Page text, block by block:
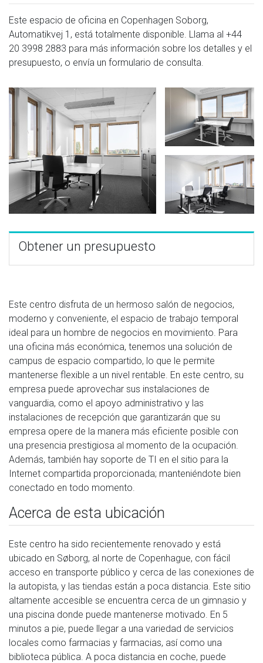
Este espacio de oficina en Copenhagen Soborg,
Automatikvej 1, está totalmente disponible. Llama al +44
20 3998 2883 para más información sobre los detalles y el
presupuesto, o envía un formulario de consulta.
Obtener un presupuesto
Este centro disfruta de un hermoso salón de negocios,
moderno y conveniente, el espacio de trabajo temporal
ideal para un hombre de negocios en movimiento. Para
una oficina más económica, tenemos una solución de
campus de espacio compartido, lo que le permite
mantenerse flexible a un nivel rentable. En este centro, su
empresa puede aprovechar sus instalaciones de
vanguardia, como el apoyo administrativo y las
instalaciones de recepción que garantizarán que su
empresa opere de la manera más eficiente posible con
una presencia prestigiosa al momento de la ocupación.
Además, también hay soporte de TI en el sitio para la
Internet compartida proporcionada; manteniéndote bien
conectado en todo momento.
Acerca de esta ubicación
Este centro ha sido recientemente renovado y está
ubicado en Søborg, al norte de Copenhague, con fácil
acceso en transporte público y cerca de las conexiones de
la autopista, y las tiendas están a poca distancia. Este sitio
altamente accesible se encuentra cerca de un gimnasio y
una piscina donde puede mantenerse motivado. En 5
minutos a pie, puede llegar a una variedad de servicios
locales como farmacias y farmacias, así como una
biblioteca pública. A poca distancia en coche, puede